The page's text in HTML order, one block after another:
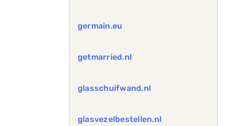
germain.eu
getmarried.nl
glasschuifwand.nl
glasvezelbestellen.nl